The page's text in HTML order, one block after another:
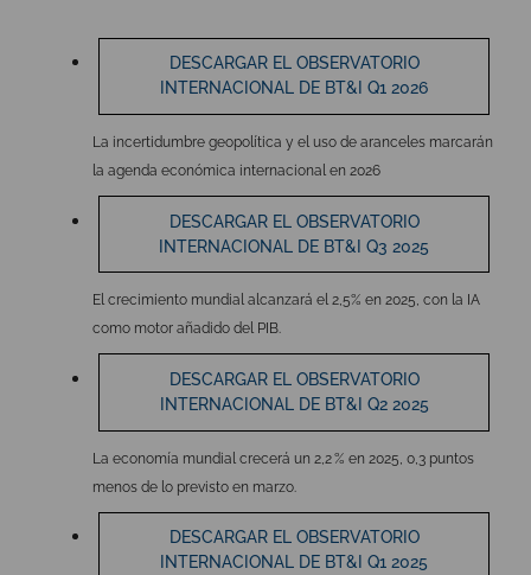
DESCARGAR EL OBSERVATORIO
INTERNACIONAL DE BT&I Q1 2026
La incertidumbre geopolítica y el uso de aranceles marcarán
la agenda económica internacional en 2026
DESCARGAR EL OBSERVATORIO
INTERNACIONAL DE BT&I Q3 2025
El crecimiento mundial alcanzará el 2,5% en 2025, con la IA
como motor añadido del PIB.
DESCARGAR EL OBSERVATORIO
INTERNACIONAL DE BT&I Q2 2025
La economía mundial crecerá un 2,2 % en 2025, 0,3 puntos
menos de lo previsto en marzo.
DESCARGAR EL OBSERVATORIO
INTERNACIONAL DE BT&I Q1 2025